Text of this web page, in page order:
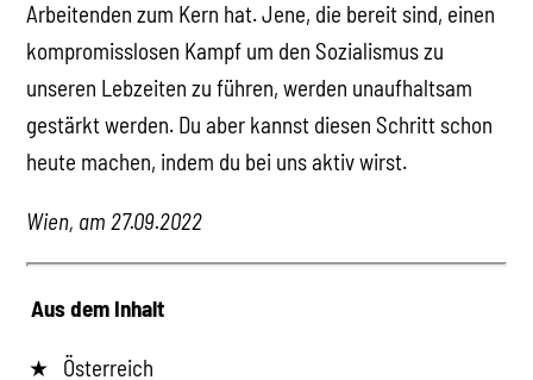
Arbeitenden zum Kern hat. Jene, die bereit sind, einen
kompromisslosen Kampf um den Sozialismus zu
unseren Lebzeiten zu führen, werden unaufhaltsam
gestärkt werden. Du aber kannst diesen Schritt schon
heute machen, indem du bei uns aktiv wirst.
Wien, am 27.09.2022
Aus dem Inhalt
Österreich